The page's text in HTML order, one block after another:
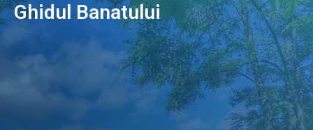
Ghidul Banatului